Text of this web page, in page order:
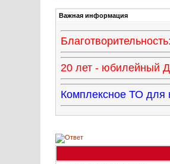
Важная информация
20 лет - юбилейный
Комплексное ТО